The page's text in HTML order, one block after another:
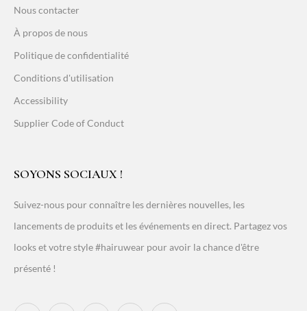
Nous contacter
À propos de nous
Politique de confidentialité
Conditions d'utilisation
Accessibility
Supplier Code of Conduct
SOYONS SOCIAUX !
Suivez-nous pour connaître les dernières nouvelles, les
lancements de produits et les événements en direct. Partagez vos
looks et votre style #hairuwear pour avoir la chance d'être
présenté !